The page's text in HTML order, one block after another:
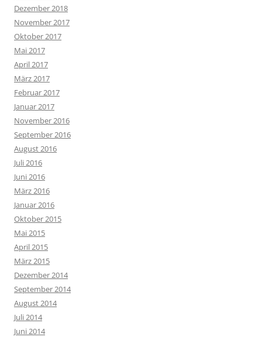
Dezember 2018
November 2017
Oktober 2017
Mai 2017
April 2017
März 2017
Februar 2017
Januar 2017
November 2016
September 2016
August 2016
Juli 2016
Juni 2016
März 2016
Januar 2016
Oktober 2015
Mai 2015
April 2015
März 2015
Dezember 2014
September 2014
August 2014
Juli 2014
Juni 2014